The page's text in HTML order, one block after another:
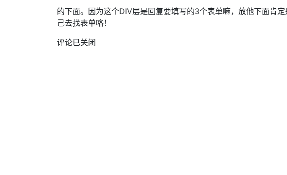
的下面。因为这个DIV层是回复要填写的3个表单嘛，放他下面肯
己去找表单咯！
评论已关闭